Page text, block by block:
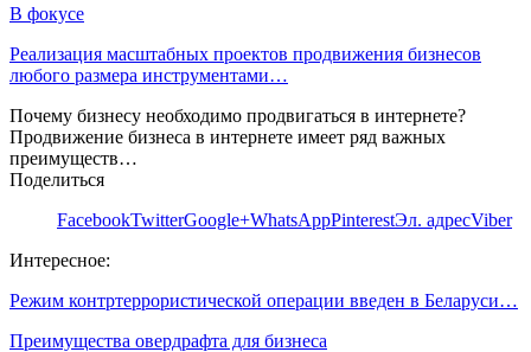
В фокусе
Реализация масштабных проектов продвижения бизнесов
любого размера инструментами…
Почему бизнесу необходимо продвигаться в интернете?
Продвижение бизнеса в интернете имеет ряд важных
преимуществ…
Поделиться
FacebookTwitterGoogle+WhatsAppPinterestЭл. адресViber
Интересное:
Режим контртеррористической операции введен в Беларуси…
Преимущества овердрафта для бизнеса